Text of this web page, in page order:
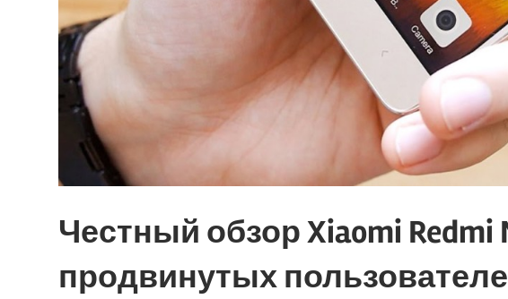
Честный обзор Xiaomi Redmi
продвинутых